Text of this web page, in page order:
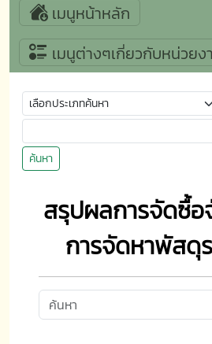
เมนูหน้าหลัก
เมนูต่างๆเกี่ยวกับหน่วยง
ค้นหา
สรุปผลการจัดซื้อ
การจัดหาพัสดุ